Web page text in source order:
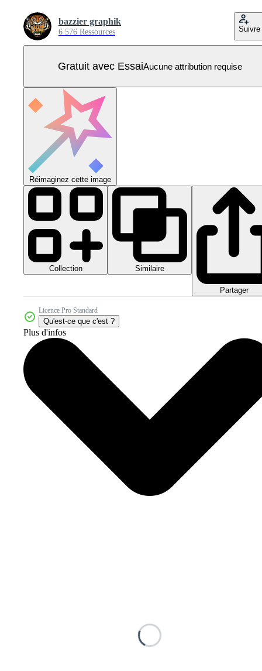
bazzier graphik
6 576 Ressources Suivre
Gratuit avec EssaiAucune attribution requise
Réimaginez cette image
Collection Similaire
Partager
Licence Pro Standard
Qu'est-ce que c'est ?
Plus d'infos